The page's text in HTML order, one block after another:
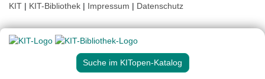
KIT | KIT-Bibliothek | Impressum | Datenschutz
Suche im KITopen-Katalog